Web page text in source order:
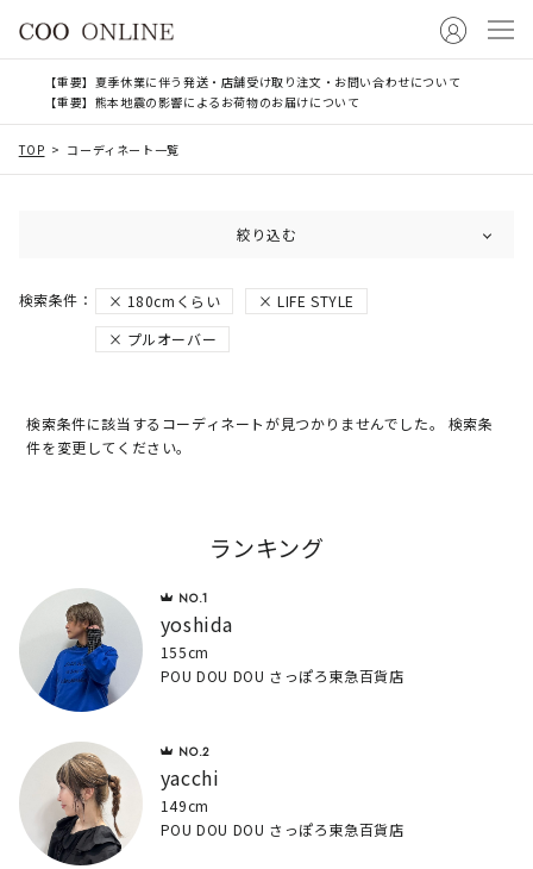
【重要】夏季休業に伴う発送・店舗受け取り注文・お問い合わせについて
【重要】熊本地震の影響によるお荷物のお届けについて
TOP コーディネート一覧
絞り込む
180cmくらい
LIFE STYLE
プルオーバー
検索条件に該当するコーディネートが見つかりませんでした。 検索条
件を変更してください。
ランキング
yoshida
155cm
POU DOU DOU さっぽろ東急百貨店
yacchi
149cm
POU DOU DOU さっぽろ東急百貨店